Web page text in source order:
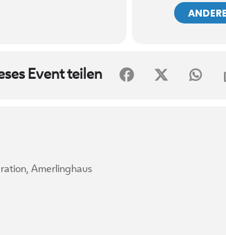
Event teilen
Amerlinghaus